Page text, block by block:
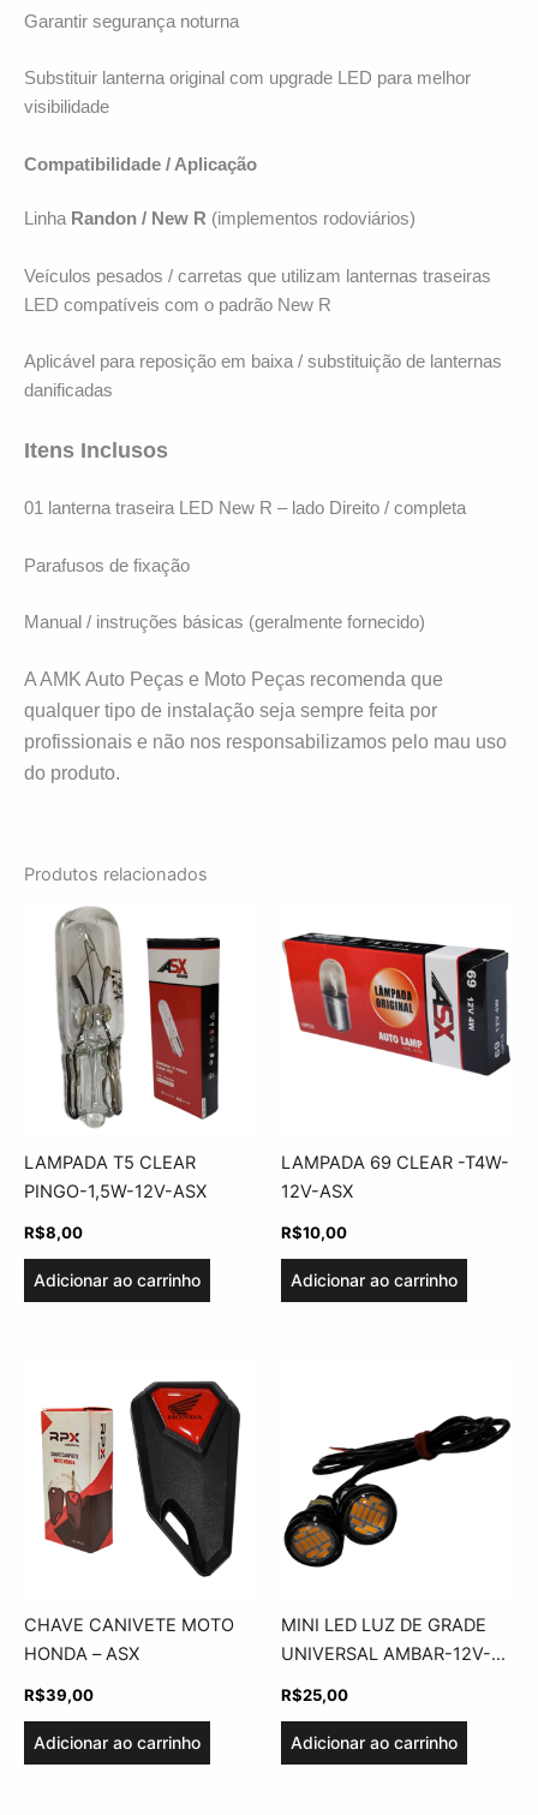
Garantir segurança noturna
Substituir lanterna original com upgrade LED para melhor
visibilidade
Compatibilidade / Aplicação
Linha Randon / New R (implementos rodoviários)
Veículos pesados / carretas que utilizam lanternas traseiras
LED compatíveis com o padrão New R
Aplicável para reposição em baixa / substituição de lanternas
danificadas
Itens Inclusos
01 lanterna traseira LED New R – lado Direito / completa
Parafusos de fixação
Manual / instruções básicas (geralmente fornecido)
A AMK Auto Peças e Moto Peças recomenda que
qualquer tipo de instalação seja sempre feita por
profissionais e não nos responsabilizamos pelo mau uso
do produto.
Produtos relacionados
LAMPADA T5 CLEAR
PINGO-1,5W-12V-ASX
R$8,00
Adicionar ao carrinho
LAMPADA 69 CLEAR -T4W-
12V-ASX
R$10,00
Adicionar ao carrinho
CHAVE CANIVETE MOTO
HONDA – ASX
R$39,00
Adicionar ao carrinho
MINI LED LUZ DE GRADE
UNIVERSAL AMBAR-12V-
ASX
R$25,00
Adicionar ao carrinho